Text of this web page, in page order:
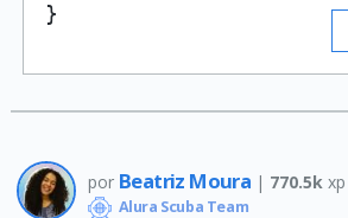
}
por Beatriz Moura | 770.5k
Alura Scuba Team